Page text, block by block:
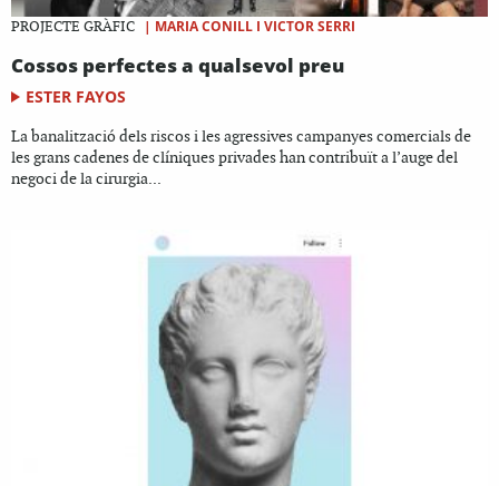
PROJECTE GRÀFIC | MARIA CONILL I VICTOR SERRI
Cossos perfectes a qualsevol preu
ESTER FAYOS
La banalització dels riscos i les agressives campanyes comercials de
les grans cadenes de clíniques privades han contribuït a l’auge del
negoci de la cirurgia...